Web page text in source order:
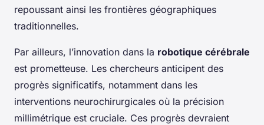
repoussant ainsi les frontières géographiques
traditionnelles.
Par ailleurs, l’innovation dans la robotique cérébrale
est prometteuse. Les chercheurs anticipent des
progrès significatifs, notamment dans les
interventions neurochirurgicales où la précision
millimétrique est cruciale. Ces progrès devraient